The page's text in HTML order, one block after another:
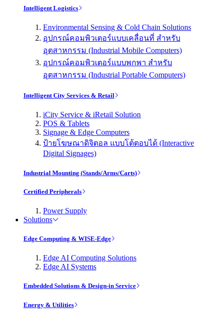
Intelligent Logistics
Environmental Sensing & Cold Chain Solutions
อุปกรณ์คอมพิวเตอร์แบบเคลื่อนที่ สำหรับ
อุตสาหกรรม (Industrial Mobile Computers)
อุปกรณ์คอมพิวเตอร์แบบพกพา สำหรับ
อุตสาหกรรม (Industrial Portable Computers)
Intelligent City Services & Retail
iCity Service & iRetail Solution
POS & Tablets
Signage & Edge Computers
ป้ายโฆษณาดิจิตอล แบบโต้ตอบได้ (Interactive
Digital Signages)
Industrial Mounting (Stands/Arms/Carts)
Certified Peripherals
Power Supply
Solutions
Edge Computing & WISE-Edge
Edge AI Computing Solutions
Edge AI Systems
Embedded Solutions & Design-in Service
Energy & Utilities